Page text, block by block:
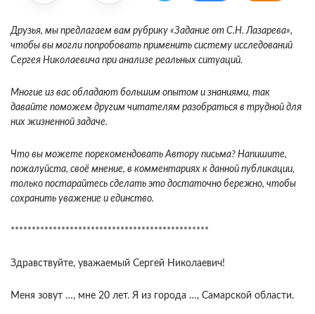
Друзья, мы предлагаем вам рубрику «Задание от С.Н. Лазарева»,
чтобы вы могли попробовать применить систему исследований
Сергея Николаевича при анализе реальных ситуаций.
Многие из вас обладают большим опытом и знаниями, так
давайте поможем другим читателям разобраться в трудной для
них жизненной задаче.
Что вы можете порекомендовать Автору письма? Напишите,
пожалуйста, своё мнение, в комментариях к данной публикации,
только постарайтесь сделать это достаточно бережно, чтобы
сохранить уважение и единство.
***********************************************
Здравствуйте, уважаемый Сергей Николаевич!
Меня зовут …, мне 20 лет. Я из города …, Самарской области.